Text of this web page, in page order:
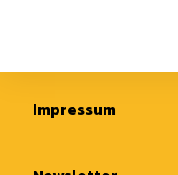
Impressum